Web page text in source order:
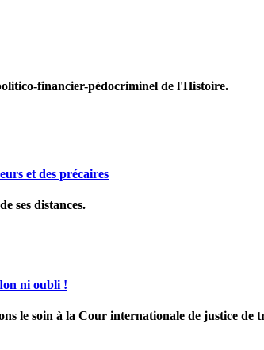
financier-pédocriminel de l'Histoire.
et des précaires
ses distances.
ni oubli !
le soin à la Cour internationale de justice de